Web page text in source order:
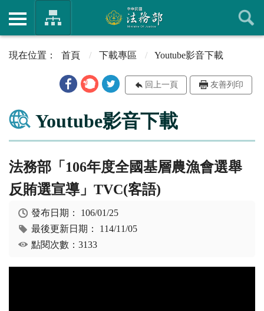
首頁 下載專區 Youtube影音下載
回上一頁 友善列印
Youtube影音下載
法務部「106年度全國基層農漁會選舉
反賄選宣導」TVC(客語)
發布日期： 106/01/25
最後更新日期： 114/11/05
點閱次數：3133